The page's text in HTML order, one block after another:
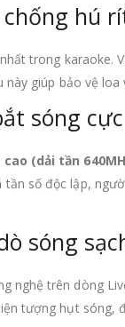
chống hú
trong karaoke.
giúp bảo vệ
sóng
cao (dải tần
tần số độc lập,
sóng
nghệ trên dòng
tượng hụt sóng,